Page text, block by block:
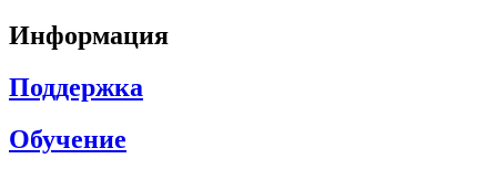
Информация
Поддержка
Обучение